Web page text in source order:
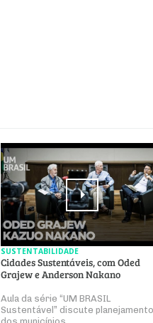
SUSTENTABILIDADE
Cidades Sustentáveis, com Oded
Grajew e Anderson Nakano
Aula da série “UM BRASIL
Sustentável” discute planejamento